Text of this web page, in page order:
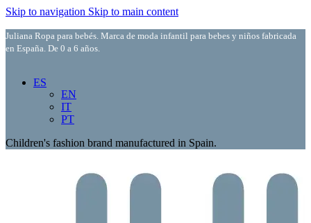
Skip to navigation Skip to main content
Juliana Ropa para bebés. Marca de moda infantil para bebes y niños fabricada
en España. De 0 a 6 años.
ES
EN
IT
PT
Children's fashion brand manufactured in Spain.